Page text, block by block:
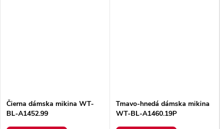
Čierna dámska mikina WT-
BL-A1452.99
Tmavo-hnedá dámska mikina
WT-BL-A1460.19P